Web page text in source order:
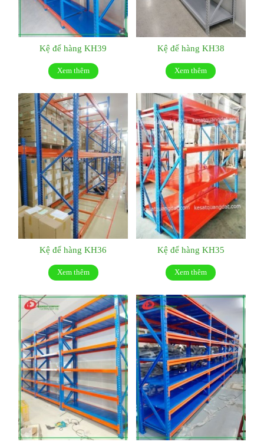
Kệ để hàng KH39
Xem thêm
Kệ để hàng KH38
Xem thêm
Kệ để hàng KH36
Xem thêm
Kệ để hàng KH35
Xem thêm